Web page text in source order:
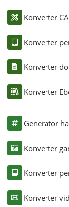
Konverter
Konverter
Konverter
Konverter
Generator
Konverter
Konverter
Konverter